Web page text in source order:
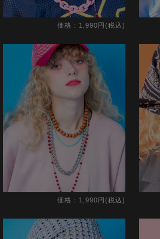
価格：1,990円(税込)
価格：1,990円(税込)